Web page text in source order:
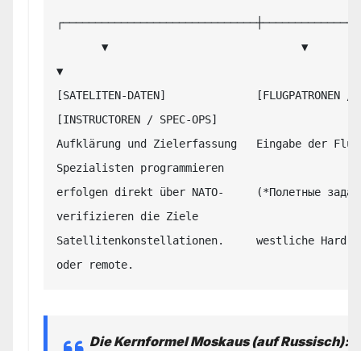
▼
[SATELITEN-DATEN]              [FLUGPATRONEN /
[INSTRUCTOREN / SPEC-OPS]
Aufklärung und Zielerfassung   Eingabe der
Spezialisten programmieren
erfolgen direkt über NATO-     (*Полетные
verifizieren die Ziele
Satellitenkonstellationen.     westliche Hard-
Die Kernformel Moskaus (auf Russisch):